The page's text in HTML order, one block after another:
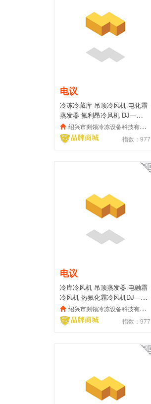
电议
冷冻冷藏库 吊顶冷风机 电化霜
蒸发器 氟利昂冷风机 DJ—
7.8/40绍兴市剡领冷冻设备科技有限公司
指数：977
电议
冷库冷风机 吊顶蒸发器 电融霜
冷风机 热氟化霜冷风机DJ—
7.8/40绍兴市剡领冷冻设备科技有限公司
指数：977